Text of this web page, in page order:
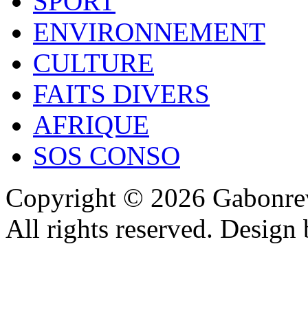
ENVIRONNEMENT
CULTURE
FAITS DIVERS
AFRIQUE
SOS CONSO
Copyright © 2026
All rights reserved.